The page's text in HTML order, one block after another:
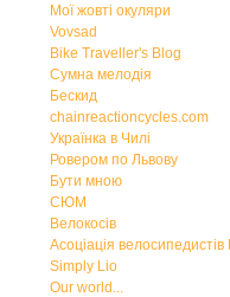
Мої жовті окуляри
Vovsad
Bike Traveller's Blog
Сумна мелодія
Бескид
chainreactioncycles.com
Українка в Чилі
Ровером по Львову
Бути мною
СЮМ
Велокосів
Асоціація велосипедистів
Simply Lio
Our world...